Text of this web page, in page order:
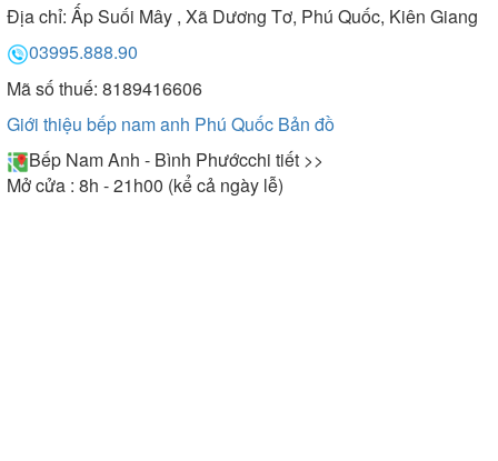
Địa chỉ: Ấp Suối Mây , Xã Dương Tơ, Phú Quốc, Kiên Giang
03995.888.90
Mã số thuế: 8189416606
Giới thiệu bếp nam anh Phú Quốc Bản đồ
Bếp Nam Anh - Bình Phướcchi tiết >>
Mở cửa : 8h - 21h00 (kể cả ngày lễ)